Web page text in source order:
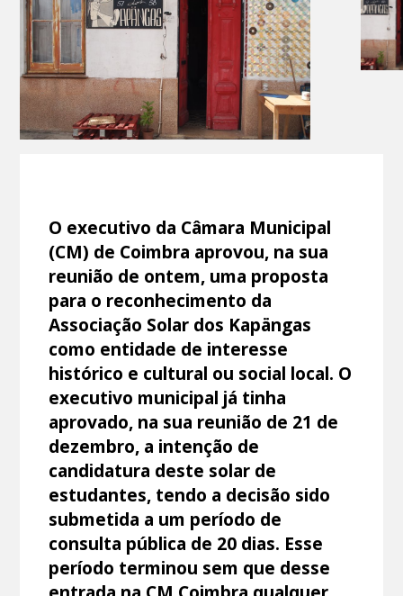
O executivo da Câmara Municipal
(CM) de Coimbra aprovou, na sua
reunião de ontem, uma proposta
para o reconhecimento da
Associação Solar dos Kapängas
como entidade de interesse
histórico e cultural ou social local. O
executivo municipal já tinha
aprovado, na sua reunião de 21 de
dezembro, a intenção de
candidatura deste solar de
estudantes, tendo a decisão sido
submetida a um período de
consulta pública de 20 dias. Esse
período terminou sem que desse